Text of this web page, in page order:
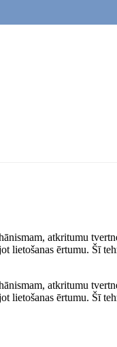
atkritumu
ērtumu. Šī
atkritumu
ērtumu. Šī